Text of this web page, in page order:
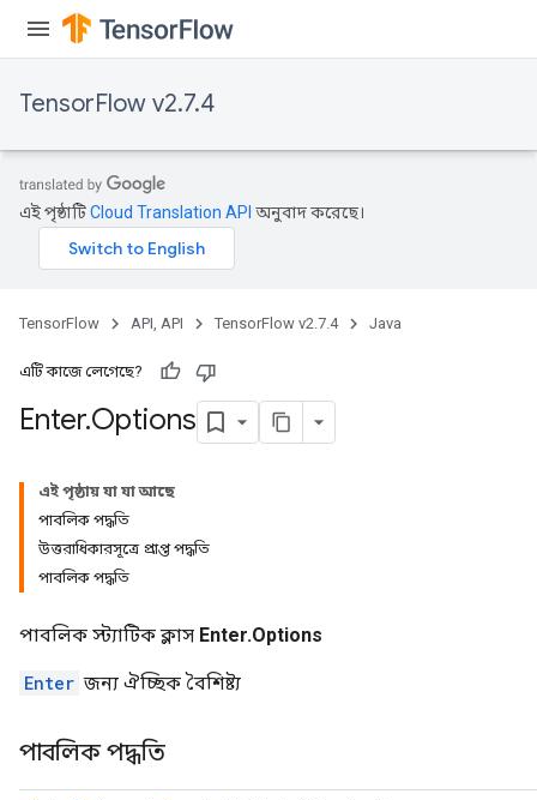
TensorFlow v2.7.4
এই পৃষ্ঠাটিCloud Translation API অনুবাদ করেছে।
TensorFlow API, API TensorFlow v2.7.4 Java
এটি কাজে লেগেছে?
Enter.Options
এই পৃষ্ঠায় যা যা আছে
পাবলিক পদ্ধতি
উত্তরাধিকারসূত্রে প্রাপ্ত পদ্ধতি
পাবলিক পদ্ধতি
পাবলিক স্ট্যাটিক ক্লাস Enter.Options
Enter জন্য ঐচ্ছিক বৈশিষ্ট্য
পাবলিক পদ্ধতি